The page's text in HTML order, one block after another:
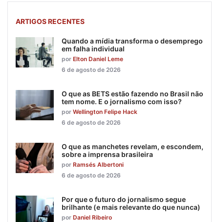
ARTIGOS RECENTES
Quando a mídia transforma o desemprego
em falha individual
por Elton Daniel Leme
6 de agosto de 2026
O que as BETS estão fazendo no Brasil não
tem nome. E o jornalismo com isso?
por Wellington Felipe Hack
6 de agosto de 2026
O que as manchetes revelam, e escondem,
sobre a imprensa brasileira
por Ramsés Albertoni
6 de agosto de 2026
Por que o futuro do jornalismo segue
brilhante (e mais relevante do que nunca)
por Daniel Ribeiro